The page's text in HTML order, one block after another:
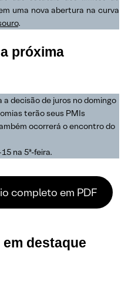
uma nova abertura na curva
.
próxima
decisão de juros no domingo
terão seus PMIs
ocorrerá o encontro do
na 5ª-feira.
completo em PDF
destaque